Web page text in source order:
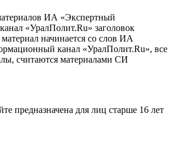
ИА «Экспертный
«УралПолит.Ru» заголовок
начинается со слов ИА
канал «УралПолит.Ru», все
считаются материалами СИ
предназначена для лиц старше 16 лет